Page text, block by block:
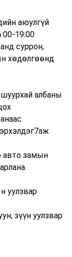
аюулгүй
19:00
суррон,
хөдөлгөөнд
албаны
замын
уулзвар
зүүн уулзвар